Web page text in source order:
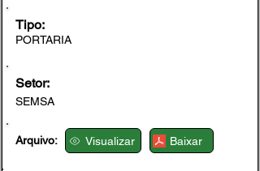
Tipo:
PORTARIA
Setor:
SEMSA
Arquivo: Visualizar Baixar